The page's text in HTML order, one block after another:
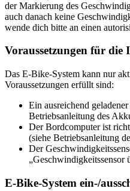
der Markierung des
auch danach keine
wende dich bitte an einen
Voraussetzungen für die
Das E-Bike-System kann nur
Voraussetzungen erfüllt sind:
Ein ausreichend
Betriebsanleitung des
Der Bordcomputer ist
(siehe Betriebsanleitung
Der
„Geschwindigkeitssensor
E-Bike-System ein-/